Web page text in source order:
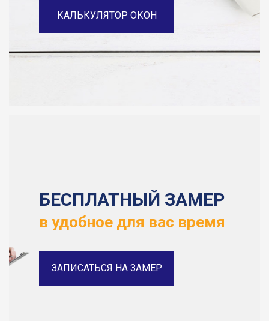
КАЛЬКУЛЯТОР ОКОН
БЕСПЛАТНЫЙ ЗАМЕР
в удобное для вас время
ЗАПИСАТЬСЯ НА ЗАМЕР